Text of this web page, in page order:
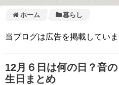
ホーム 暮らし
当ブログは広告を掲載してい
12月６日は何の日？音
生日まとめ